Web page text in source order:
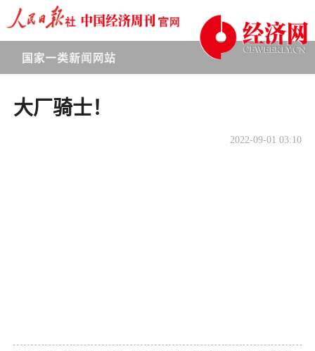
大厂骑士！
2022-09-01 03:10